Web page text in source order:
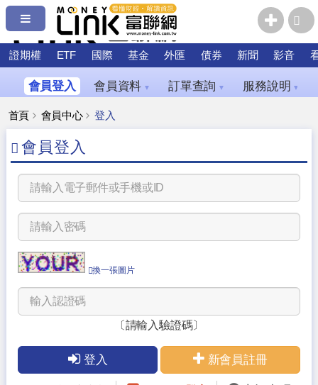
證期權 ETF 國際 基金 外匯 債券 新聞 影音
會員登入 會員資料 ▼ 訂單查詢 ▼ 服務說明 ▼
首頁 會員中心 登入
會員登入
換一張圖片
〔請輸入驗證碼〕
登入 新會員註冊